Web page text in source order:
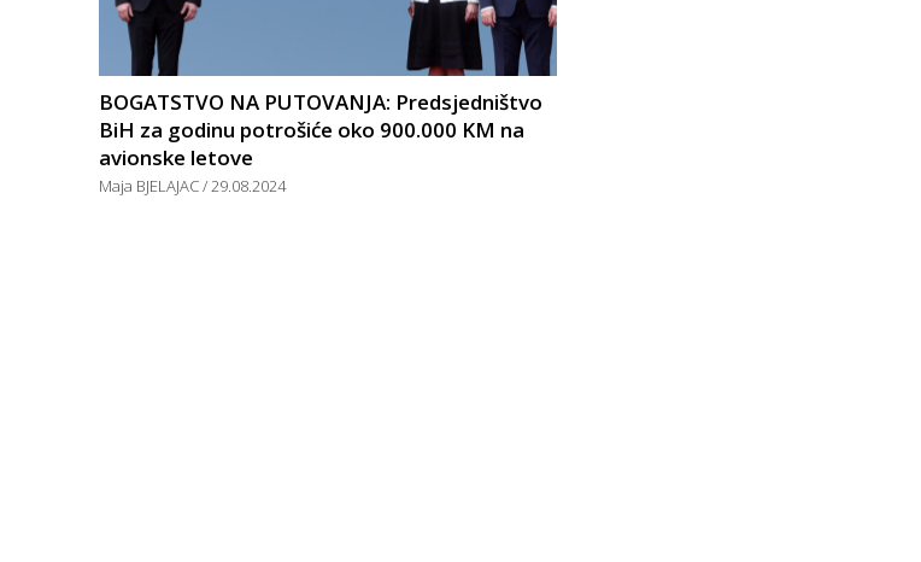
BOGATSTVO NA PUTOVANJA: Predsjedništvo
BiH za godinu potrošiće oko 900.000 KM na
avionske letove
Maja BJELAJAC 29.08.2024